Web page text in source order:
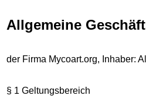
Allgemeine
der Firma Mycoart.org, Inhaber:
§ 1 Geltungsbereich